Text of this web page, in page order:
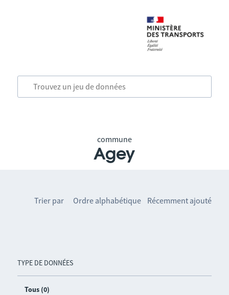
commune
Agey
TYPE DE DONNÉES
Tous (0)
Trier par Ordre alphabétique Récemment ajouté